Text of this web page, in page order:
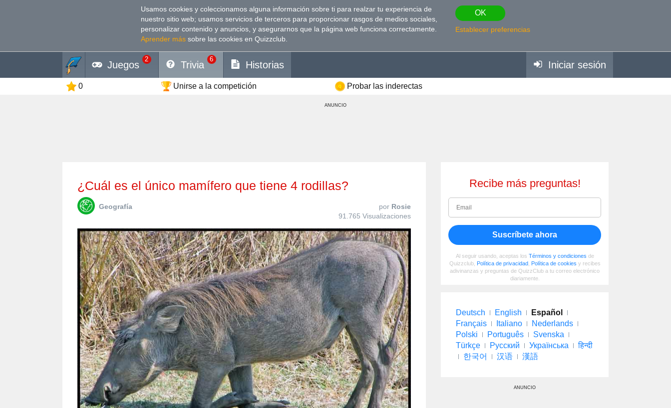
Usamos cookies y coleccionamos alguna información sobre ti para realzar tu experiencia de
nuestro sitio web; usamos servicios de terceros para proporcionar rasgos de medios sociales,
personalizar contenido y anuncios, y asegurarnos que la página web funciona correctamente.
Aprender más sobre las cookies en Quizzclub.
OK
Establecer preferencias
Juegos
2
Trivia
6
Historias Iniciar sesión
0 Unirse a la competición Probar las inderectas
ANUNCIO
¿Cuál es el único mamífero que tiene 4 rodillas?
Geografía por Rosie
91.765 Visualizaciones
Recibe más preguntas!
Suscríbete ahora
Al seguir usando, aceptas los Términos y condiciones de
Quizzclub, Política de privacidad, Política de cookies y recibes
adivinanzas y preguntas de QuizzClub a tu correo electrónico
diariamente.
Deutsch English
Español
Français
Italiano
Nederlands
Polski
Português
Svenska
Türkçe
Русский Українська
हिन्दी
한국어
汉语 漢語
ANUNCIO